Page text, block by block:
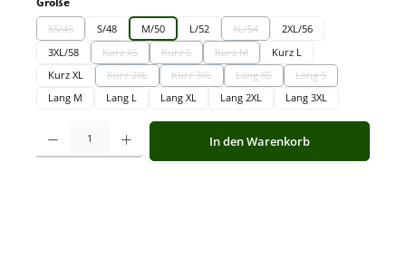
XS/46
(Diese Option ist zurzeit nicht verfügbar.)
S/48 M/50 L/52 XL/54
(Diese Option ist zurzeit nicht
2XL/56
3XL/58
Kurz XS
(Diese Option ist zurzeit nicht verfügbar.)
Kurz S
(Diese Option ist zurzeit nicht verfügbar.)
Kurz M
(Diese Option ist zurzeit nicht
Kurz L
Kurz XL
Kurz 2XL
(Diese Option ist zurzeit nicht verfügbar.)
Kurz 3XL
(Diese Option ist zurzeit nicht verfügbar.)
Lang XS
(Diese Option ist zurzeit nicht
Lang S
(Diese Option ist
Lang M Lang L Lang XL Lang 2XL Lang 3XL
Produkt Anzahl: Gib den gewünschten Wert ein oder benutze die
In den Warenkorb